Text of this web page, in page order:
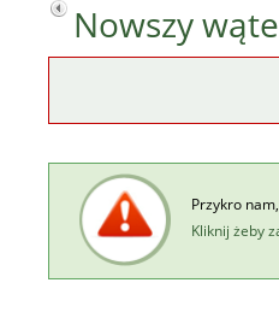
Nowszy
Przykro
Kliknij żeby